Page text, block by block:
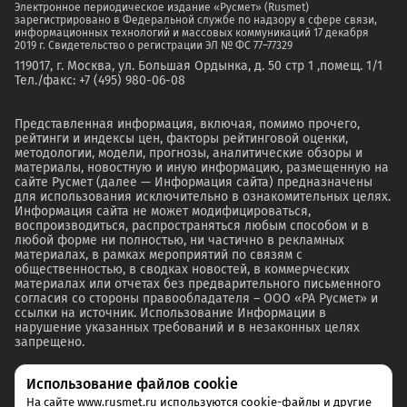
Электронное периодическое издание «Русмет» (Rusmet)
зарегистрировано в Федеральной службе по надзору в сфере связи,
информационных технологий и массовых коммуникаций 17 декабря
2019 г. Свидетельство о регистрации ЭЛ № ФС 77–77329
119017, г. Москва, ул. Большая Ордынка, д. 50 стр 1 ,помещ. 1/1
Тел./факс: +7 (495) 980-06-08
Представленная информация, включая, помимо прочего,
рейтинги и индексы цен, факторы рейтинговой оценки,
методологии, модели, прогнозы, аналитические обзоры и
материалы, новостную и иную информацию, размещенную на
сайте Русмет (далее — Информация сайта) предназначены
для использования исключительно в ознакомительных целях.
Информация сайта не может модифицироваться,
воспроизводиться, распространяться любым способом и в
любой форме ни полностью, ни частично в рекламных
материалах, в рамках мероприятий по связям с
общественностью, в сводках новостей, в коммерческих
материалах или отчетах без предварительного письменного
согласия со стороны правообладателя – ООО «РА Русмет» и
ссылки на источник. Использование Информации в
нарушение указанных требований и в незаконных целях
запрещено.
Использование файлов cookie
На сайте www.rusmet.ru используются cookie-файлы и другие